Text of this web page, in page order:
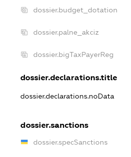
dossier.budget_dotation
dossier.palne_akciz
dossier.bigTaxPayerReg
dossier.declarations.title
dossier.declarations.noData
dossier.sanctions
dossier.specSanctions